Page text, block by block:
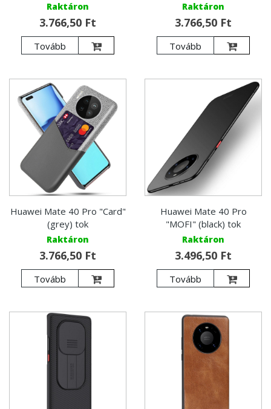
Raktáron
3.766,50 Ft
Tovább
Raktáron
3.766,50 Ft
Tovább
Huawei Mate 40 Pro "Card"
(grey) tok
Raktáron
3.766,50 Ft
Tovább
Huawei Mate 40 Pro
"MOFI" (black) tok
Raktáron
3.496,50 Ft
Tovább